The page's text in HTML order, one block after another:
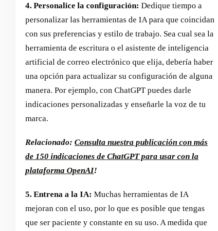
4. Personalice la configuración: Dedique tiempo a
personalizar las herramientas de IA para que coincidan
con sus preferencias y estilo de trabajo. Sea cual sea la
herramienta de escritura o el asistente de inteligencia
artificial de correo electrónico que elija, debería haber
una opción para actualizar su configuración de alguna
manera. Por ejemplo, con ChatGPT puedes darle
indicaciones personalizadas y enseñarle la voz de tu
marca.
Relacionado: Consulta nuestra publicación con más
de 150 indicaciones de ChatGPT para usar con la
plataforma OpenAI!
5. Entrena a la IA: Muchas herramientas de IA
mejoran con el uso, por lo que es posible que tengas
que ser paciente y constante en su uso. A medida que